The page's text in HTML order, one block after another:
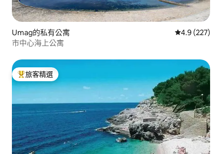
Umag的私有公寓 從 227 則評
4.9 (227)
市中心海上公寓
旅客精選榜首
旅客精選